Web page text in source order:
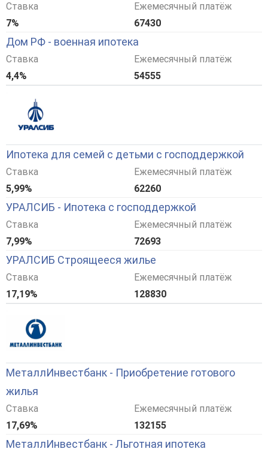
Ставка
7%
Ежемесячный платёж
67430
Дом РФ - военная ипотека
Ставка
4,4%
Ежемесячный платёж
54555
Ипотека для семей с детьми с господдержкой
Ставка
5,99%
Ежемесячный платёж
62260
УРАЛСИБ - Ипотека с господдержкой
Ставка
7,99%
Ежемесячный платёж
72693
УРАЛСИБ Строящееся жилье
Ставка
17,19%
Ежемесячный платёж
128830
МеталлИнвестбанк - Приобретение готового
жилья
Ставка
17,69%
Ежемесячный платёж
132155
МеталлИнвестбанк - Льготная ипотека